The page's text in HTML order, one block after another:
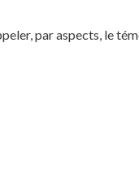
par aspects, le